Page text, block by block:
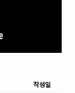
작성일